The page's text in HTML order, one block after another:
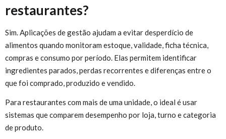
restaurantes?
Sim. Aplicações de gestão ajudam a evitar desperdício de
alimentos quando monitoram estoque, validade, ficha técnica,
compras e consumo por período. Elas permitem identificar
ingredientes parados, perdas recorrentes e diferenças entre o
que foi comprado, produzido e vendido.
Para restaurantes com mais de uma unidade, o ideal é usar
sistemas que comparem desempenho por loja, turno e categoria
de produto.